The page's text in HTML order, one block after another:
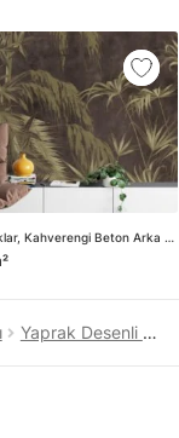
Tropikal Yapraklar, Kahverengi Beton Arka Planlı Duvar Kağıdı, Şık Görünüm İçin 3D Duvar Kağıdı
önemini
kabul
genişletiyor ve
oluşumunda
iletişime
Yaprak Desenli Duvar Kağıtları